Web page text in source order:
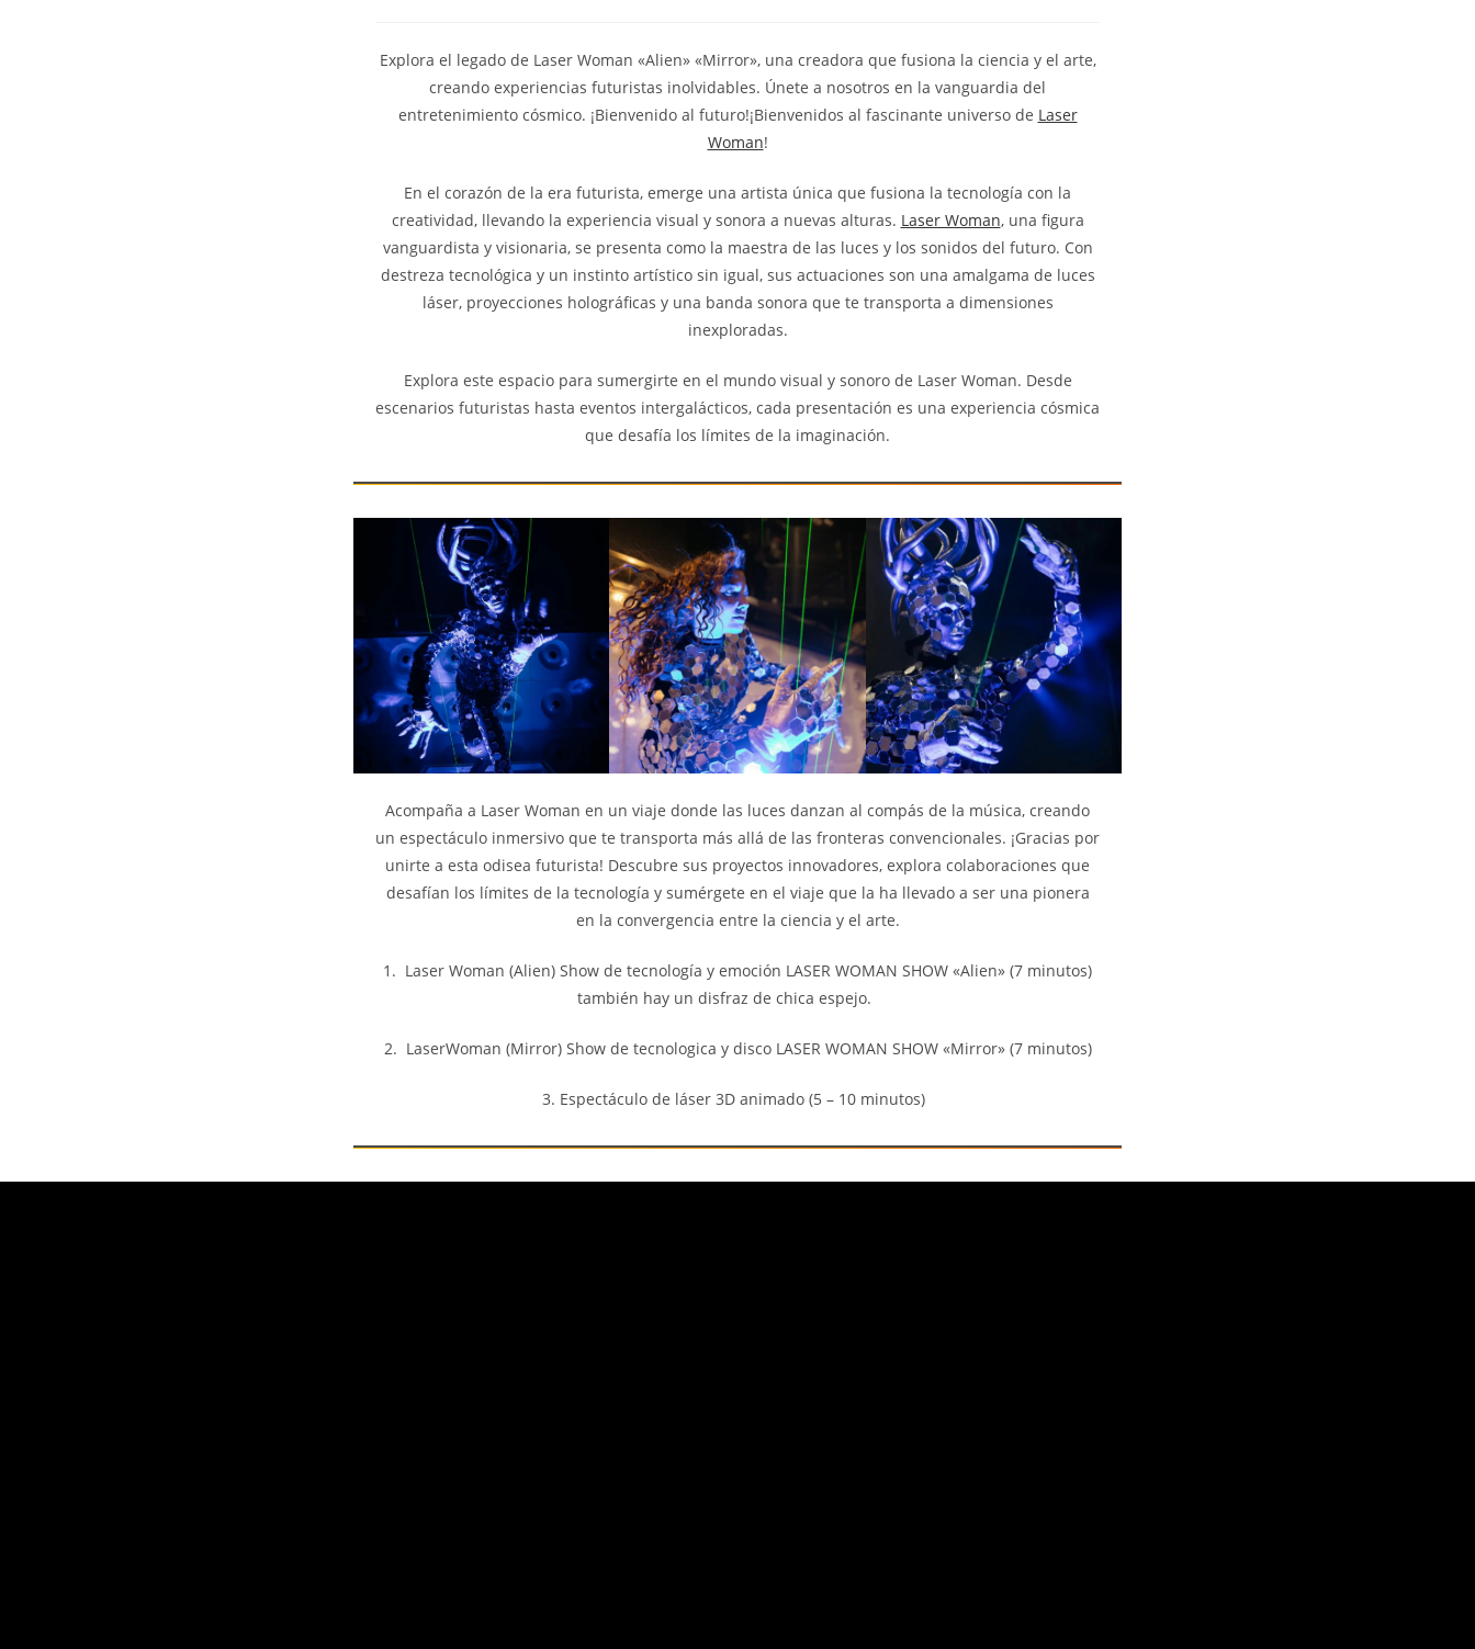
Explora el legado de Laser Woman «Alien» «Mirror», una creadora que fusiona la ciencia y el arte,
creando experiencias futuristas inolvidables. Únete a nosotros en la vanguardia del
entretenimiento cósmico. ¡Bienvenido al futuro!¡Bienvenidos al fascinante universo de Laser
Woman!
En el corazón de la era futurista, emerge una artista única que fusiona la tecnología con la
creatividad, llevando la experiencia visual y sonora a nuevas alturas. Laser Woman, una figura
vanguardista y visionaria, se presenta como la maestra de las luces y los sonidos del futuro. Con
destreza tecnológica y un instinto artístico sin igual, sus actuaciones son una amalgama de luces
láser, proyecciones holográficas y una banda sonora que te transporta a dimensiones
inexploradas.
Explora este espacio para sumergirte en el mundo visual y sonoro de Laser Woman. Desde
escenarios futuristas hasta eventos intergalácticos, cada presentación es una experiencia cósmica
que desafía los límites de la imaginación.
Acompaña a Laser Woman en un viaje donde las luces danzan al compás de la música, creando
un espectáculo inmersivo que te transporta más allá de las fronteras convencionales. ¡Gracias por
unirte a esta odisea futurista! Descubre sus proyectos innovadores, explora colaboraciones que
desafían los límites de la tecnología y sumérgete en el viaje que la ha llevado a ser una pionera
en la convergencia entre la ciencia y el arte.
1. Laser Woman (Alien) Show de tecnología y emoción LASER WOMAN SHOW «Alien» (7 minutos)
también hay un disfraz de chica espejo.
2. LaserWoman (Mirror) Show de tecnologica y disco LASER WOMAN SHOW «Mirror» (7 minutos)
3. Espectáculo de láser 3D animado (5 – 10 minutos)